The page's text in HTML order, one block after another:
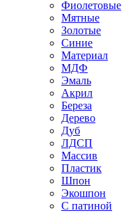
Фиолетовые
Мятные
Золотые
Синие
Материал
МДФ
Эмаль
Акрил
Береза
Дерево
Дуб
ЛДСП
Массив
Пластик
Шпон
Экошпон
С патиной